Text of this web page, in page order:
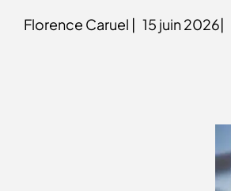
Florence Caruel | 15 juin 2026|